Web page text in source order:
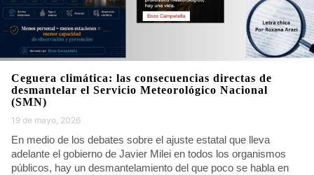
Ceguera climática: las consecuencias directas de
desmantelar el Servicio Meteorológico Nacional
(SMN)
19 de mayo, 2026
En medio de los debates sobre el ajuste estatal que lleva
adelante el gobierno de Javier Milei en todos los organismos
públicos, hay un desmantelamiento del que poco se habla en